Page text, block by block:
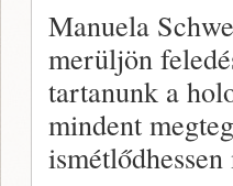
Manuela
merüljön
tartanunk a
mindent